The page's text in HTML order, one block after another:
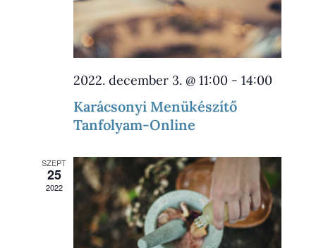
2022. december 3. @ 11:00- 14:00
Karácsonyi Menükészítő
Tanfolyam-Online
SZEPT
25
2022